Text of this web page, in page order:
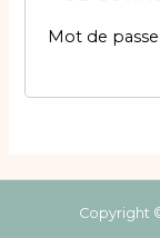
Mot de
Copyright